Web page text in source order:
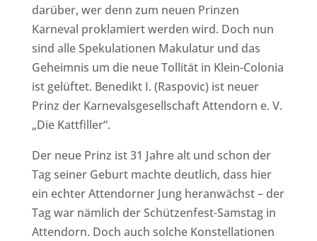
darüber, wer denn zum neuen Prinzen
Karneval proklamiert werden wird. Doch nun
sind alle Spekulationen Makulatur und das
Geheimnis um die neue Tollität in Klein-Colonia
ist gelüftet. Benedikt I. (Raspovic) ist neuer
Prinz der Karnevalsgesellschaft Attendorn e. V.
„Die Kattfiller“.
Der neue Prinz ist 31 Jahre alt und schon der
Tag seiner Geburt machte deutlich, dass hier
ein echter Attendorner Jung heranwächst – der
Tag war nämlich der Schützenfest-Samstag in
Attendorn. Doch auch solche Konstellationen